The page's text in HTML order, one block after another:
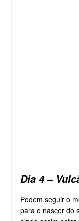
Dia 4 –
Podem seguir o
para o nascer do